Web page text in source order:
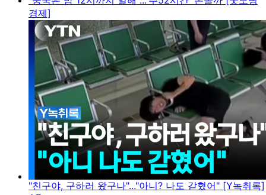
경제]
"친구야, 구하러 왔구나"..."아니? 나도 갇혔어" [Y녹취록]